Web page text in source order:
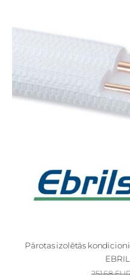
Pārotas izolētās